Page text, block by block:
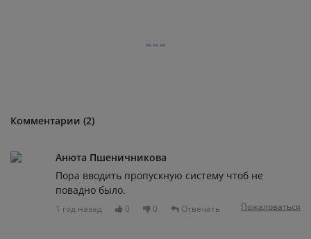
Комментарии (2)
Анюта Пшеничникова
Пора вводить пропускную систему чтоб не
повадно было.
1 год назад 0 0 Отвечать Пожаловаться